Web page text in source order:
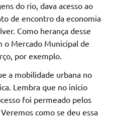
do rio, dava acesso ao
de encontro da economia
Como herança desse
o Mercado Municipal de
por exemplo.
a mobilidade urbana no
Lembra que no início
foi permeado pelos
como se deu essa